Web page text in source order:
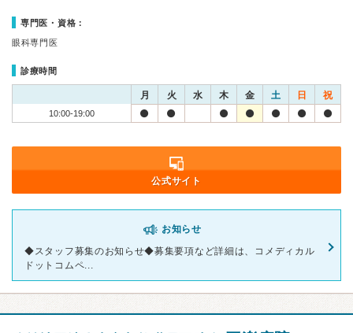
専門医・資格：
眼科専門医
診療時間
月 火 水 木 金 土 日 祝
10:00-19:00
公式サイト
お知らせ
◆スタッフ募集のお知らせ◆ ​募集要項など詳細は、コメディカル
ドットコムペ...